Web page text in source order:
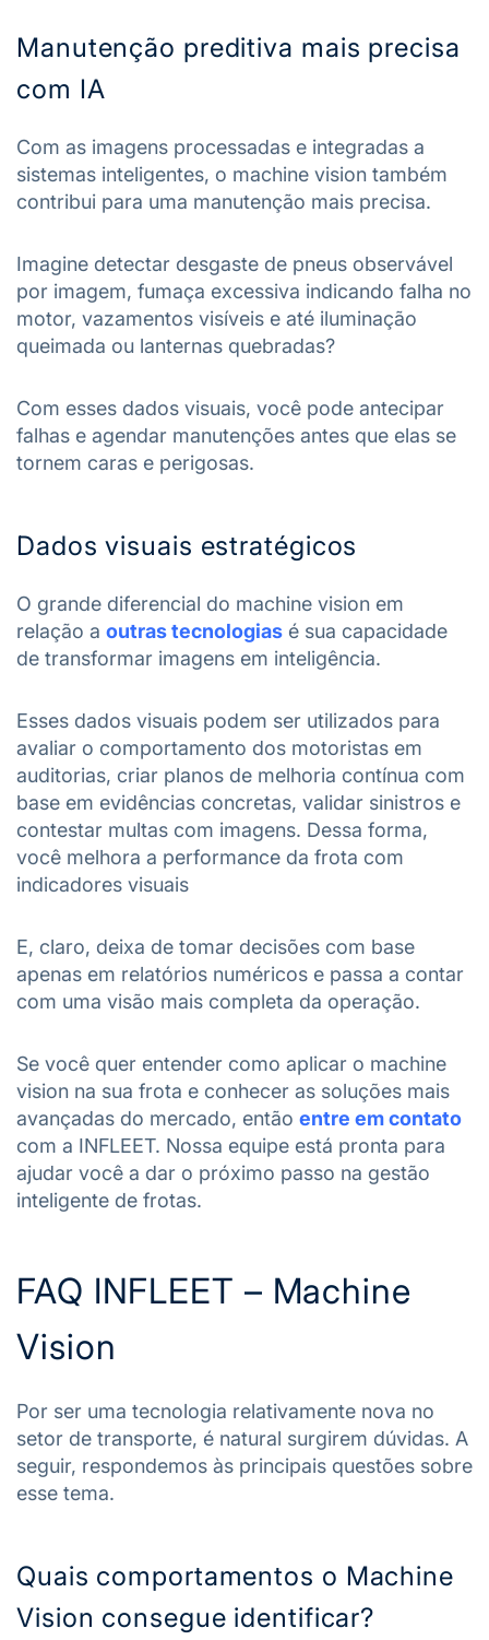
Manutenção preditiva mais precisa
com IA
Com as imagens processadas e integradas a
sistemas inteligentes, o machine vision também
contribui para uma manutenção mais precisa.
Imagine detectar desgaste de pneus observável
por imagem, fumaça excessiva indicando falha no
motor, vazamentos visíveis e até iluminação
queimada ou lanternas quebradas?
Com esses dados visuais, você pode antecipar
falhas e agendar manutenções antes que elas se
tornem caras e perigosas.
Dados visuais estratégicos
O grande diferencial do machine vision em
relação a outras tecnologias é sua capacidade
de transformar imagens em inteligência.
Esses dados visuais podem ser utilizados para
avaliar o comportamento dos motoristas em
auditorias, criar planos de melhoria contínua com
base em evidências concretas, validar sinistros e
contestar multas com imagens. Dessa forma,
você melhora a performance da frota com
indicadores visuais
E, claro, deixa de tomar decisões com base
apenas em relatórios numéricos e passa a contar
com uma visão mais completa da operação.
Se você quer entender como aplicar o machine
vision na sua frota e conhecer as soluções mais
avançadas do mercado, então entre em contato
com a INFLEET. Nossa equipe está pronta para
ajudar você a dar o próximo passo na gestão
inteligente de frotas.
FAQ INFLEET – Machine
Vision
Por ser uma tecnologia relativamente nova no
setor de transporte, é natural surgirem dúvidas. A
seguir, respondemos às principais questões sobre
esse tema.
Quais comportamentos o Machine
Vision consegue identificar?